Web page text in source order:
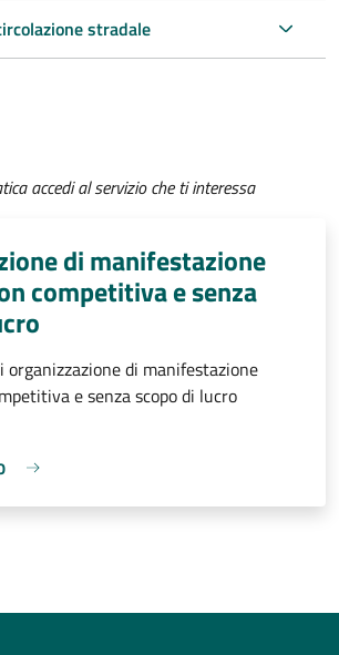
stradale
accedi al servizio che ti interessa
di manifestazione
competitiva e senza
organizzazione di manifestazione
e senza scopo di lucro